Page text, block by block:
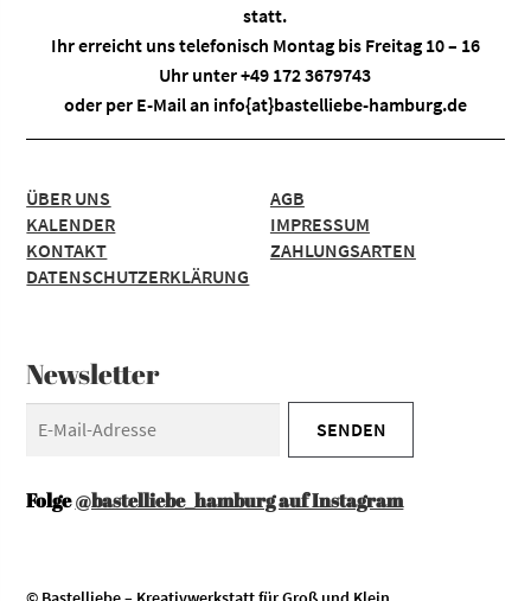
statt.
Ihr erreicht uns telefonisch Montag bis Freitag 10 – 16
Uhr unter +49 172 3679743
oder per E-Mail an info{at}bastelliebe-hamburg.de
ÜBER UNS
KALENDER
KONTAKT
DATENSCHUTZERKLÄRUNG
AGB
IMPRESSUM
ZAHLUNGSARTEN
Newsletter
Folge@bastelliebe_hamburg auf Instagram